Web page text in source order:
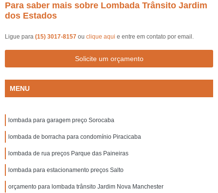
Para saber mais sobre Lombada Trânsito Jardim
dos Estados
Ligue para (15) 3017-8157 ou clique aqui e entre em contato por email.
Solicite um orçamento
MENU
lombada para garagem preço Sorocaba
lombada de borracha para condomínio Piracicaba
lombada de rua preços Parque das Paineiras
lombada para estacionamento preços Salto
orçamento para lombada trânsito Jardim Nova Manchester